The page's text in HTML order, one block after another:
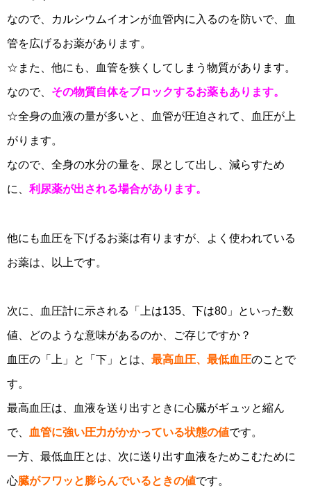
なので、カルシウムイオンが血管内に入るのを防いで、血
管を広げるお薬があります。
☆また、他にも、血管を狭くしてしまう物質があります。
なので、 その物質自体をブロックするお薬もあります。
☆全身の血液の量が多いと、血管が圧迫されて、血圧が上
がります。
なので、全身の水分の量を、尿として出し、減らすため
に、 利尿薬が出される場合があります。
他にも血圧を下げるお薬は有りますが、よく使われている
お薬は、以上です。
次に、血圧計に示される「上は135、下は80」といった数
値、どのような意味があるのか、ご存じですか？
血圧の「上」と「下」とは、 最高血圧、最低血圧のことで
す。
最高血圧は、血液を送り出すときに心臓がギュッと縮ん
で、 血管に強い圧力がかかっている状態の値です。
一方、最低血圧とは、次に送り出す血液をためこむために
心臓がフワッと膨らんでいるときの値です。